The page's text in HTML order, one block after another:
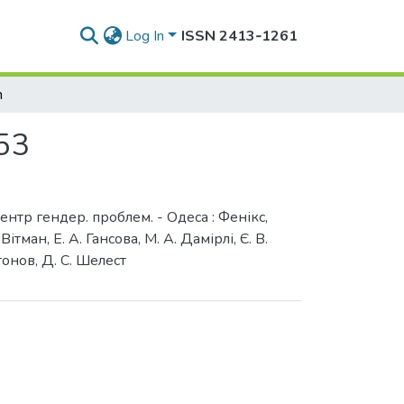
Log In ISSN 2413‑1261
гендер. проблем. - Одеса : Фенікс,
Е. А. Гансова, М. А. Дамірлі, Є. В.
Д. С. Шелест